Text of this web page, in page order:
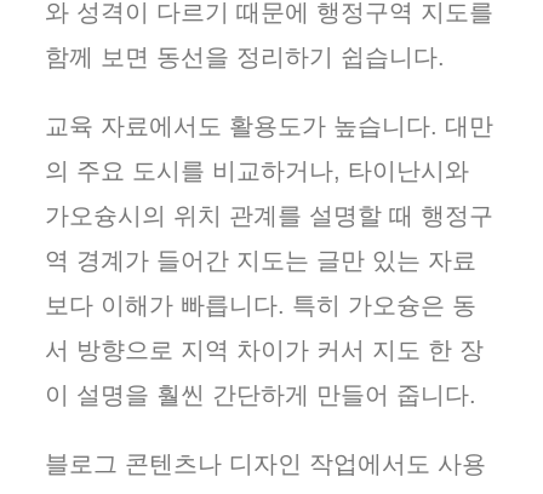
와 성격이 다르기 때문에 행정구역 지도를
함께 보면 동선을 정리하기 쉽습니다.
교육 자료에서도 활용도가 높습니다. 대만
의 주요 도시를 비교하거나, 타이난시와
가오슝시의 위치 관계를 설명할 때 행정구
역 경계가 들어간 지도는 글만 있는 자료
보다 이해가 빠릅니다. 특히 가오슝은 동
서 방향으로 지역 차이가 커서 지도 한 장
이 설명을 훨씬 간단하게 만들어 줍니다.
블로그 콘텐츠나 디자인 작업에서도 사용